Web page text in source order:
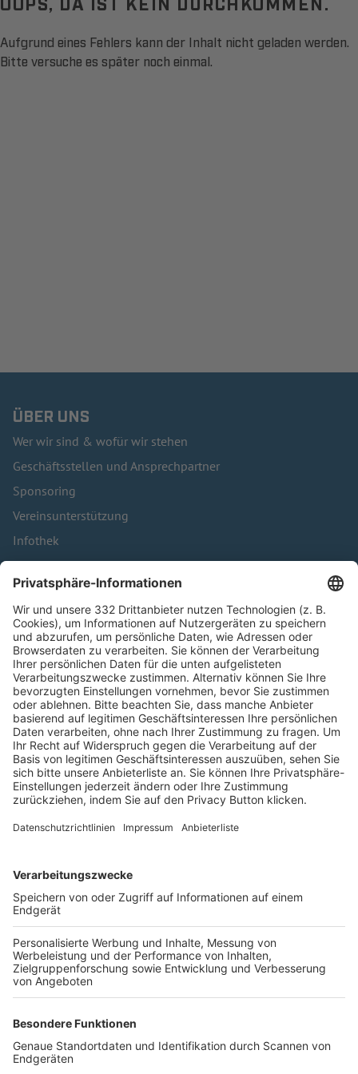
Aufgrund eines Fehlers kann der Inhalt nicht geladen werden.
Bitte versuche es später noch einmal.
ÜBER UNS
Wer wir sind & wofür wir stehen
Geschäftsstellen und Ansprechpartner
Sponsoring
Vereinsunterstützung
Infothek
Kontakt
HÄUFIG BESUCHTE SEITEN
Pässe und Vereinswechsel
Trainerausbildung
Schulungsangebot Vereinsmitarbeiter
BFV-Geschäftsstellen
Trainerbörse
Login SpielPlus
FOLGE DEM BFV
TOP-VEREINE
TOP-PARTNER